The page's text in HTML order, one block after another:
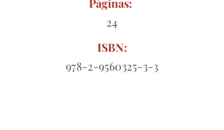
Páginas:
24
ISBN:
978-2-9560325-3-3